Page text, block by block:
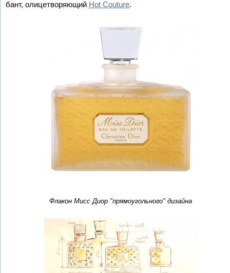
бант, олицетворяющий Hot Couture.
Флакон Мисс Диор "прямоугольного" дизайна